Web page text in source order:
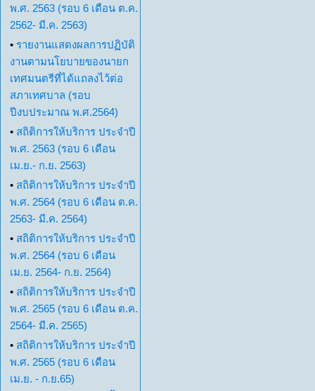
พ.ศ. 2563 (รอบ 6 เดือน ต.ค.
2562- มี.ค. 2563)
• รายงานแสดงผลการปฏิบัติ
งานตามนโยบายของนายก
เทศมนตรีที่ได้แถลงไว้ต่อ
สภาเทศบาล (รอบ
ปีงบประมาณ พ.ศ.2564)
• สถิติการให้บริการ ประจำปี
พ.ศ. 2563 (รอบ 6 เดือน
เม.ย.- ก.ย. 2563)
• สถิติการให้บริการ ประจำปี
พ.ศ. 2564 (รอบ 6 เดือน ต.ค.
2563- มี.ค. 2564)
• สถิติการให้บริการ ประจำปี
พ.ศ. 2564 (รอบ 6 เดือน
เม.ย. 2564- ก.ย. 2564)
• สถิติการให้บริการ ประจำปี
พ.ศ. 2565 (รอบ 6 เดือน ต.ค.
2564- มี.ค. 2565)
• สถิติการให้บริการ ประจำปี
พ.ศ. 2565 (รอบ 6 เดือน
เม.ย. - ก.ย.65)